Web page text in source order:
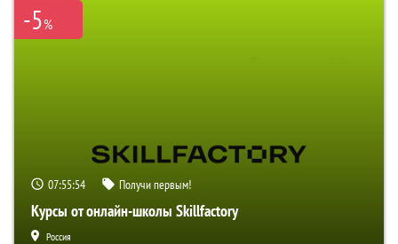
-5%
07:55:52 Получи первым!
Курсы от онлайн-школы Skillfactory
Россия